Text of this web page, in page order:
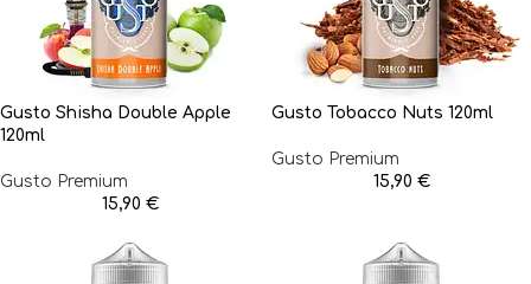
Gusto Shisha Double Apple
120ml
Gusto Premium
15,90 €
Gusto Tobacco Nuts 120ml
Gusto Premium
15,90 €